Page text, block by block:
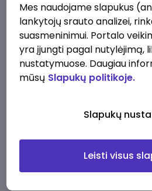
prieš 1 d.
Veiklos užtikrinimo ir
(-ė) (Kaunas) (Kaunas, LT)
Mes naudojame slapukus
lankytojų srauto analizei,
suasmeninimui. Portalo
yra įjungti pagal nutylėjimą,
nustatymuose. Daugiau
mūsų Slapukų politikoje.
Slapukų
Leisti visus